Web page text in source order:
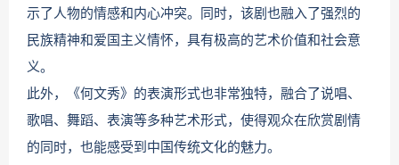
示了人物的情感和内心冲突。同时，该剧也融入了强烈的
民族精神和爱国主义情怀，具有极高的艺术价值和社会意
义。
此外，《何文秀》的表演形式也非常独特，融合了说唱、
歌唱、舞蹈、表演等多种艺术形式，使得观众在欣赏剧情
的同时，也能感受到中国传统文化的魅力。